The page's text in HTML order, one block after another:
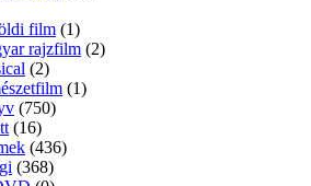
film (1)
rajzfilm (2)
(2)
(1)
(750)
(16)
(436)
(368)